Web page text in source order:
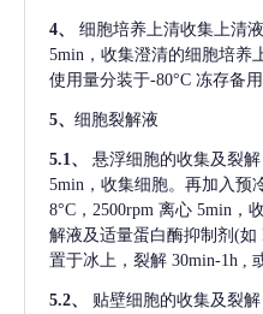
4、 细胞培养上清收集上清液
5min，收集澄清的细胞培养
使用量分装于-80°C 冻存备用
5、 细胞裂解液
5.1、 悬浮细胞的收集及裂解
5min，收集细胞。再加入预
8°C，2500rpm 离心 5min，
解液及适量蛋白酶抑制剂(如
置于冰上，裂解 30min-1h ,
5.2、
贴壁细胞的收集及裂